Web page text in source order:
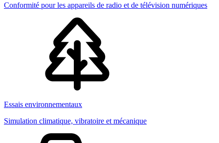
Conformité pour les appareils de radio et de télévision numériques
Essais environnementaux
Simulation climatique, vibratoire et mécanique